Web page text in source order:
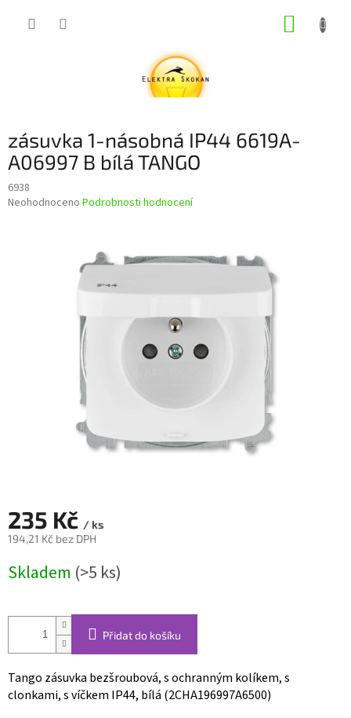
zásuvka 1-násobná IP44 6619A-
A06997 B bílá TANGO
6938
Průměrné
Neohodnoceno Podrobnosti hodnocení
235 Kč / ks
194,21 Kč bez DPH
cena:
Skladem (>5 ks)
Přidat do košíku
Tango zásuvka bezšroubová, s ochranným kolíkem, s
clonkami, s víčkem IP44, bílá (2CHA196997A6500)